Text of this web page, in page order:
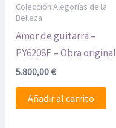
Colección Alegorías de la
Belleza
Amor de guitarra –
PY6208F – Obra original
5.800,00€
Añadir al carrito